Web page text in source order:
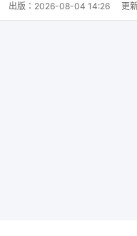
出版： 2026-08-04 14:26 更